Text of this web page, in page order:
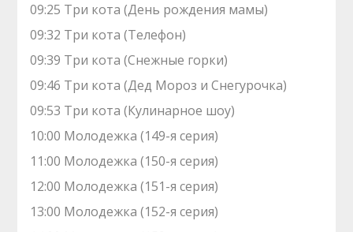
09:25 Три кота (День рождения мамы)
09:32 Три кота (Телефон)
09:39 Три кота (Снежные горки)
09:46 Три кота (Дед Мороз и Снегурочка)
09:53 Три кота (Кулинарное шоу)
10:00 Молодежка (149-я серия)
11:00 Молодежка (150-я серия)
12:00 Молодежка (151-я серия)
13:00 Молодежка (152-я серия)